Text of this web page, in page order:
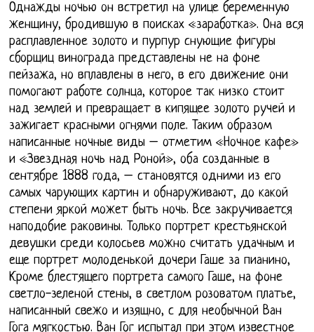
Однажды ночью он встретил на улице беременную
женщину, бродившую в поисках «заработка». Она вся
расплавленное золото и пурпур снующие фигуры
сборщиц винограда представлены не на фоне
пейзажа, но вплавлены в него, в его движение они
помогают работе солнца, которое так низко стоит
над землей и превращает в кипящее золото ручей и
зажигает красными огнями поле. Таким образом
написанные ночные виды – отметим «Ночное кафе»
и «Звездная ночь над Роной», оба созданные в
сентябре 1888 года, – становятся одними из его
самых чарующих картин и обнаруживают, до какой
степени яркой может быть ночь. Все закручивается
наподобие раковины. Только портрет крестьянской
девушки среди колосьев можно считать удачным и
еще портрет молоденькой дочери Гаше за пианино,
Кроме блестящего портрета самого Гаше, на фоне
светло-зеленой стены, в светлом розоватом платье,
написанный свежо и изящно, с для необычной Ван
Гога мягкостью. Ван Гог испытал при этом известное